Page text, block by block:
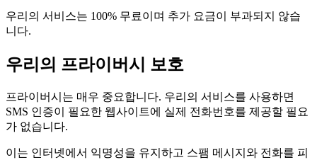
우리의 서비스는 100% 무료이며 추가 요금이 부과되지 않습
니다.
우리의 프라이버시 보호
프라이버시는 매우 중요합니다. 우리의 서비스를 사용하면
SMS 인증이 필요한 웹사이트에 실제 전화번호를 제공할 필요
가 없습니다.
이는 인터넷에서 익명성을 유지하고 스팸 메시지와 전화를 피